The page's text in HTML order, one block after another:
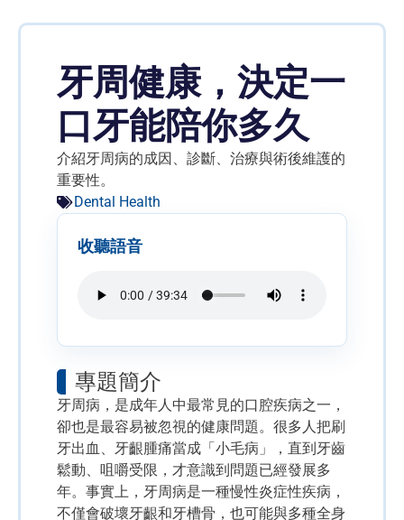
牙周健康，決定一
口牙能陪你多久
介紹牙周病的成因、診斷、治療與術後維護的
重要性。
Dental Health
收聽語音
專題簡介
牙周病，是成年人中最常見的口腔疾病之一，
卻也是最容易被忽視的健康問題。很多人把刷
牙出血、牙齦腫痛當成「小毛病」，直到牙齒
鬆動、咀嚼受限，才意識到問題已經發展多
年。事實上，牙周病是一種慢性炎症性疾病，
不僅會破壞牙齦和牙槽骨，也可能與多種全身